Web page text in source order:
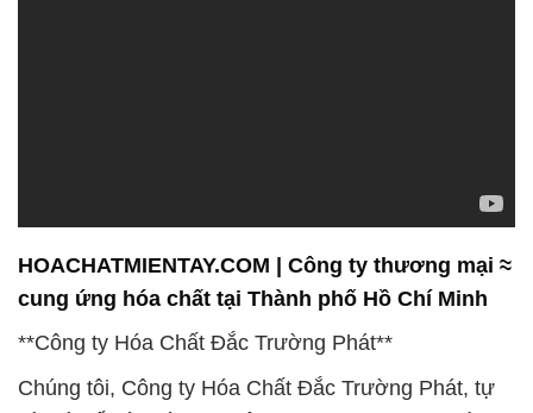
HOACHATMIENTAY.COM | Công ty thương mại ≈
cung ứng hóa chất tại Thành phố Hồ Chí Minh
**Công ty Hóa Chất Đắc Trường Phát**
Chúng tôi, Công ty Hóa Chất Đắc Trường Phát, tự